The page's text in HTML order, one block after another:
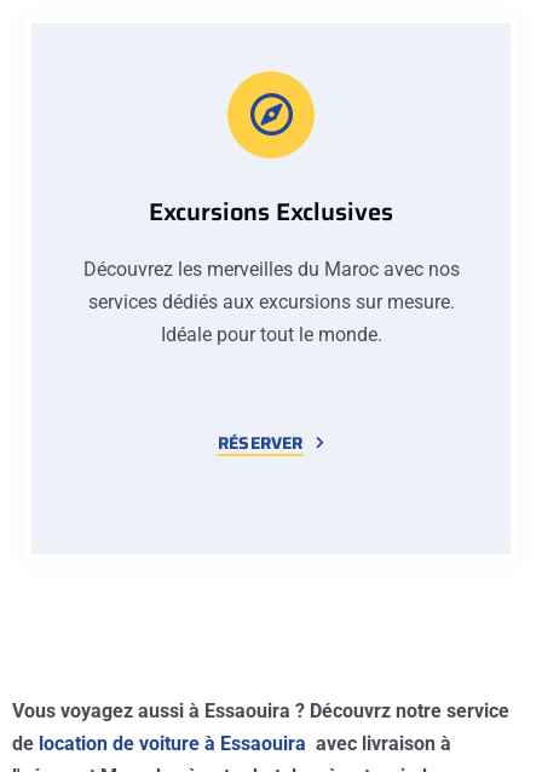
Excursions Exclusives
Découvrez les merveilles du Maroc avec nos
services dédiés aux excursions sur mesure.
Idéale pour tout le monde.
RÉSERVER
Vous voyagez aussi à Essaouira ? Découvrz notre service
de location de voiture à Essaouira avec livraison à